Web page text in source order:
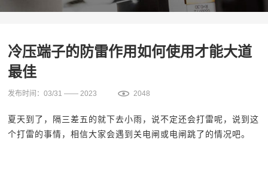
冷压端子的防雷作用如何使用才能大道
最佳
发布时间：03/31 —— 2023 2048
夏天到了，隔三差五的就下去小雨，说不定还会打雷呢，说到这
个打雷的事情，相信大家会遇到关电闸或电闸跳了的情况吧。